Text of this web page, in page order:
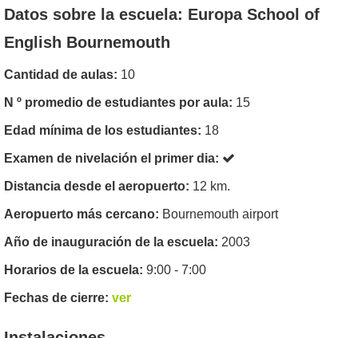
Datos sobre la escuela: Europa School of
English Bournemouth
Cantidad de aulas: 10
N º promedio de estudiantes por aula: 15
Edad mínima de los estudiantes: 18
Examen de nivelación el primer dia:
Distancia desde el aeropuerto: 12 km.
Aeropuerto más cercano: Bournemouth airport
Año de inauguración de la escuela: 2003
Horarios de la escuela: 9:00 - 7:00
Fechas de cierre: ver